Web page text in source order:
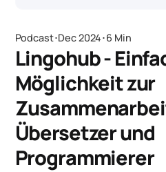
Podcast･Dec 2024･6 Min
Lingohub -
Möglichkeit zur
Übersetzer und
Programmierer